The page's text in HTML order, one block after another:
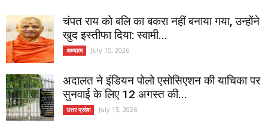
चंपत राय को बलि का बकरा नहीं बनाया गया, उन्होंने
खुद इस्तीफा दिया: स्वामी...
अध्यात्म July 15, 2026
अदालत ने इंडियन पोलो एसोसिएशन की याचिका पर
सुनवाई के लिए 12 अगस्त की...
उत्तर प्रदेश July 15, 2026